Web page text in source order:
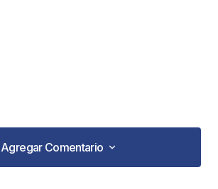
Agregar Comentario
Agregar Comentario